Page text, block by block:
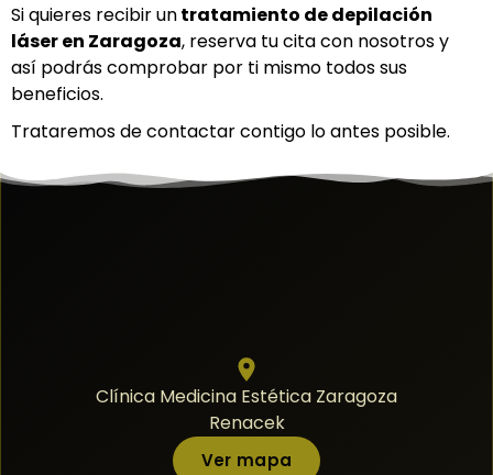
Si quieres recibir untratamiento de depilación
láser en Zaragoza, reserva tu cita con nosotros y
así podrás comprobar por ti mismo todos sus
beneficios.
Trataremos de contactar contigo lo antes posible.
Clínica Medicina Estética Zaragoza
Renacek
Ver mapa